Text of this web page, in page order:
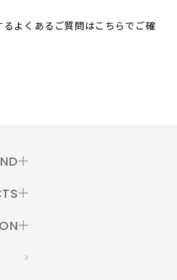
るよくあるご質問はこちらでご確